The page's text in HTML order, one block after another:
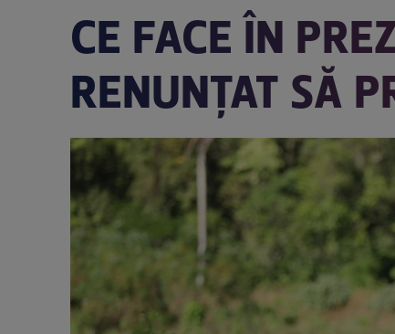
CE FACE ÎN
RENUNȚAT SĂ